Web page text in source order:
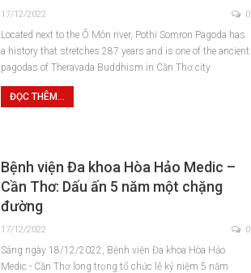
17/12/2022 0
Located next to the Ô Môn river, Pothi Somron Pagoda has
a history that stretches 287 years and is one of the ancient
pagodas of Theravada Buddhism in Cần Thơ city
ĐỌC THÊM...
Bệnh viện Đa khoa Hòa Hảo Medic –
Cần Thơ: Dấu ấn 5 năm một chặng
đường
17/12/2022 0
Sáng ngày 18/12/2022, Bệnh viện Đa khoa Hòa Hảo
Medic - Cần Thơ long trọng tổ chức lễ kỷ niệm 5 năm